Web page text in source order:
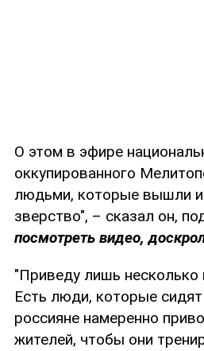
О этом в эфире
оккупированного
людьми, которые вышли
зверство", – сказал он,
посмотреть видео,
"Приведу лишь
Есть люди, которые
россияне намеренно
жителей, чтобы они